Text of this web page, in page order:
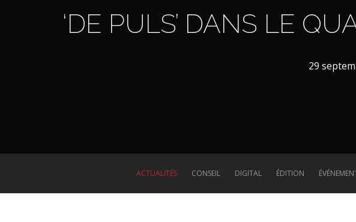
‘DE PULS’ DANS LE
29
ACTUALITÉS CONSEIL DIGITAL ÉDITION